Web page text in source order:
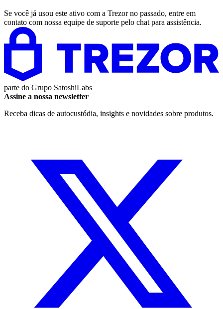
Se você já usou este ativo com a Trezor no passado, entre em
contato com nossa equipe de suporte pelo chat para assistência.
parte do Grupo SatoshiLabs
Assine a nossa newsletter
Receba dicas de autocustódia, insights e novidades sobre produtos.